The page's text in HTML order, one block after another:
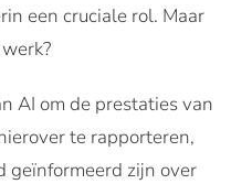
een cruciale rol. Maar
AI om de prestaties van
te rapporteren,
geïnformeerd zijn over